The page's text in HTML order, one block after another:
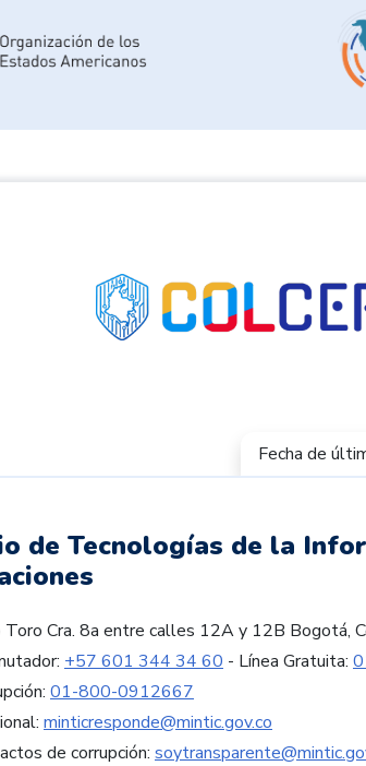
Fecha de
de Tecnologías de la
Toro Cra. 8a entre calles 12A y 12B Bogotá,
+57 601 344 34 60 - Línea Gratuita:
01-800-0912667
minticresponde@mintic.gov.co
de corrupción: